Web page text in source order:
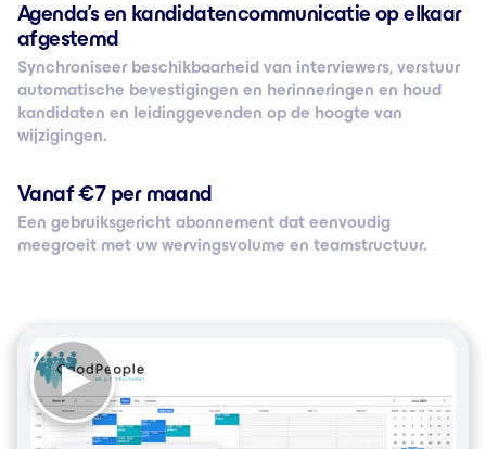
Agenda’s en kandidatencommunicatie op elkaar
afgestemd
Synchroniseer beschikbaarheid van interviewers, verstuur
automatische bevestigingen en herinneringen en houd
kandidaten en leidinggevenden op de hoogte van
wijzigingen.
Vanaf € 7 per maand
Een gebruiksgericht abonnement dat eenvoudig
meegroeit met uw wervingsvolume en teamstructuur.